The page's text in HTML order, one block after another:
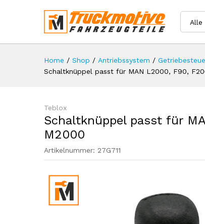
Alle
Home / Shop / Antriebssystem /
Schaltknüppel passt für MAN L2000, F90,
Teblox
Schaltknüppel passt für
M2000
Artikelnummer: 27G711
Beschreibung Spezifikation